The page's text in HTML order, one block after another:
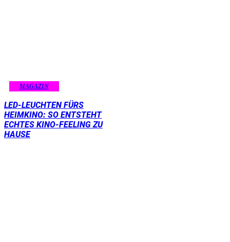
MAGAZIN
LED-LEUCHTEN FÜRS
HEIMKINO: SO ENTSTEHT
ECHTES KINO-FEELING ZU
HAUSE